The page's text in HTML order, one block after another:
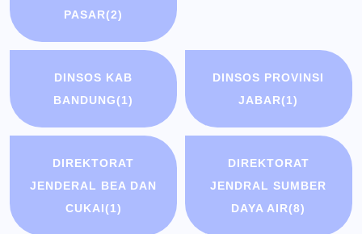
PASAR(2)
DINSOS KAB
BANDUNG(1)
DINSOS PROVINSI
JABAR(1)
DIREKTORAT
JENDERAL BEA DAN
CUKAI(1)
DIREKTORAT
JENDRAL SUMBER
DAYA AIR(8)